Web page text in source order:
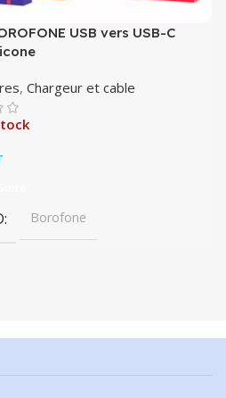
USB vers USB-C
,Chargeur et cable
Borofone